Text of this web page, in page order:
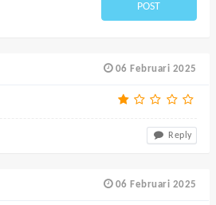
POST
06 Februari 2025
Reply
06 Februari 2025